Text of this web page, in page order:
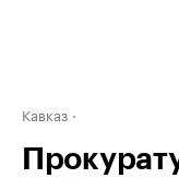
Кавказ